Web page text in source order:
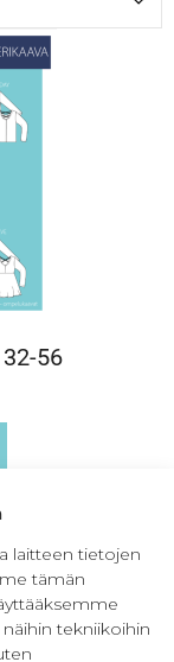
laitteen tietojen
tämän
tekniikoihin
56